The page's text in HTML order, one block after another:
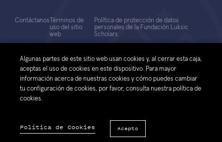
© 2026 Fundación Luksic Scholars. Todos los Derechos Reservados
Contáctanos Términos de
uso del sitio
web
Política de protección de datos
personales de la Fundación Luksic
Scholars
Algunas partes de este sitio web usan cookies y, al cerrar esta caja,
aceptas el uso de cookies en este dispositivo. Para mayor
información acerca de nuestras cookies y cómo puedes cambiar
tu configuración de cookies, por favor, consulta nuestra política de
cookies.
Política de Cookies Acepto